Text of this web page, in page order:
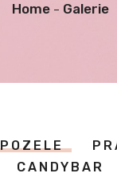
Home Galerie
CANDYBAR